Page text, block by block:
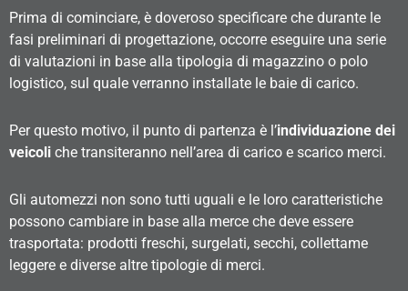
Prima di cominciare, è doveroso specificare che durante le
fasi preliminari di progettazione, occorre eseguire una serie
di valutazioni in base alla tipologia di magazzino o polo
logistico, sul quale verranno installate le baie di carico.
Per questo motivo, il punto di partenza è l’individuazione dei
veicoli che transiteranno nell’area di carico e scarico merci.
Gli automezzi non sono tutti uguali e le loro caratteristiche
possono cambiare in base alla merce che deve essere
trasportata: prodotti freschi, surgelati, secchi, collettame
leggere e diverse altre tipologie di merci.